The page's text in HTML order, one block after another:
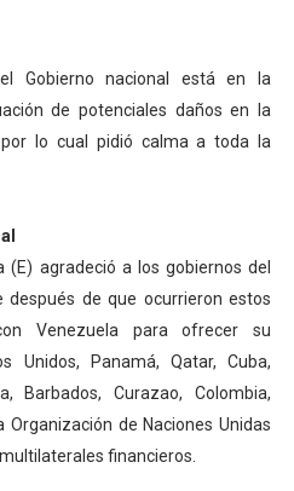
Gobierno nacional está en la
de potenciales daños en la
lo cual pidió calma a toda la
agradeció a los gobiernos del
de que ocurrieron estos
Venezuela para ofrecer su
Unidos, Panamá, Qatar, Cuba,
Barbados, Curazao, Colombia,
Organización de Naciones Unidas
financieros.